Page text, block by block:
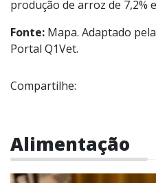
produção de arroz de 7,2%
Fonte: Mapa. Adaptado
Portal Q1Vet.
Compartilhe:
Alimentação